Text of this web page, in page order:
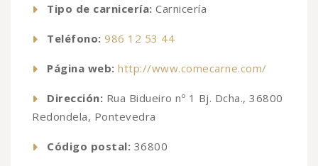
Tipo de carnicería: Carnicería
Teléfono: 986 12 53 44
Página web: http://www.comecarne.com/
Dirección: Rua Bidueiro nº 1 Bj. Dcha., 36800
Redondela, Pontevedra
Código postal: 36800